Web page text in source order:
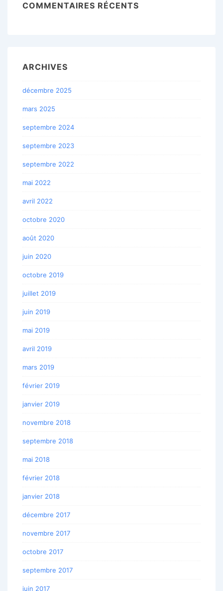
COMMENTAIRES RÉCENTS
ARCHIVES
décembre 2025
mars 2025
septembre 2024
septembre 2023
septembre 2022
mai 2022
avril 2022
octobre 2020
août 2020
juin 2020
octobre 2019
juillet 2019
juin 2019
mai 2019
avril 2019
mars 2019
février 2019
janvier 2019
novembre 2018
septembre 2018
mai 2018
février 2018
janvier 2018
décembre 2017
novembre 2017
octobre 2017
septembre 2017
juin 2017